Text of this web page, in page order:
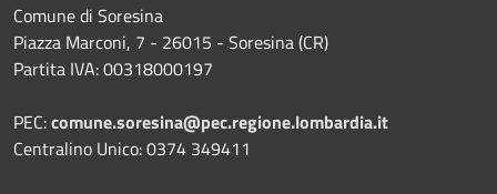
Comune di Soresina
Piazza Marconi, 7 - 26015 - Soresina (CR)
Partita IVA: 00318000197
PEC:comune.soresina@pec.regione.lombardia.it
Centralino Unico: 0374 349411